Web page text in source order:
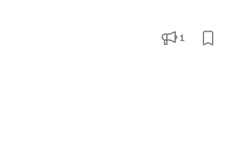
の立ち上げなど興味がある方には挑戦でき
1